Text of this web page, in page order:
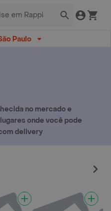
Paulo
no mercado e
onde você pode
delivery